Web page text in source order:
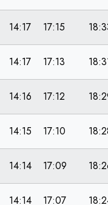
14:17 17:15
14:17 17:13
14:16 17:12
14:15 17:10
14:14 17:09
14:14 17:07